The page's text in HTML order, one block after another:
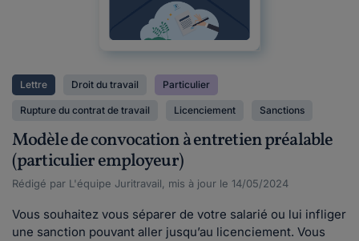
Lettre Droit du travail Particulier
Rupture du contrat de travail Licenciement Sanctions
Modèle de convocation à entretien préalable
(particulier employeur)
Rédigé par L'équipe Juritravail, mis à jour le 14/05/2024
Vous souhaitez vous séparer de votre salarié ou lui infliger
une sanction pouvant aller jusqu’au licenciement. Vous